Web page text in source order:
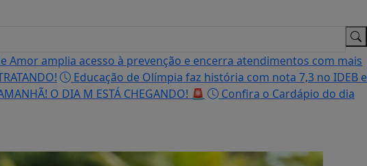
Amor amplia acesso à prevenção e encerra atendimentos com mais
Educação de Olímpia faz história com nota 7,3 no IDEB e
O DIA M ESTÁ CHEGANDO! 🚨
Confira o Cardápio do dia